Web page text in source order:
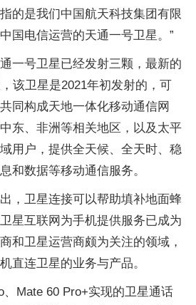
的是我们中国航天科技集团有限
国电信运营的天通一号卫星。”
一号卫星已经发射三颗，最新的
该卫星是2021年初发射的，可
同构成天地一体化移动通信网
东、非洲等相关地区，以及太平
用户，提供全天候、全天时、稳
和数据等移动通信服务。
，卫星连接可以帮助填补地面蜂
星互联网为手机提供服务已成为
和卫星运营商颇为关注的领域，
直连卫星的业务与产品。
、Mate 60 Pro+实现的卫星通话